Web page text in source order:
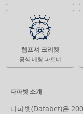
햄프셔 크리켓
공식 베팅 파트너
다파벳 소개
다파벳(Dafabet)은